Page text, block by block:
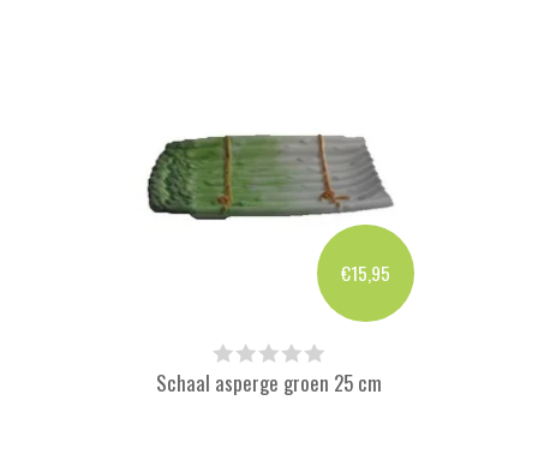
€15,95
Schaal asperge groen 25 cm